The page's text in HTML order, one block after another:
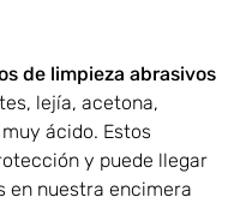
de limpieza abrasivos
lejía, acetona,
ácido. Estos
y puede llegar
en nuestra encimera